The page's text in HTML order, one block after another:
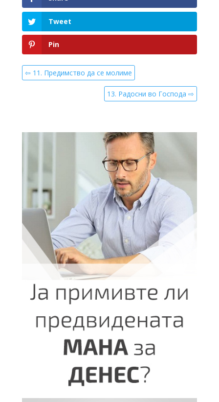
Tweet
Pin
⇦ 11. Предимство да се молиме
13. Радосни во Господа ⇨